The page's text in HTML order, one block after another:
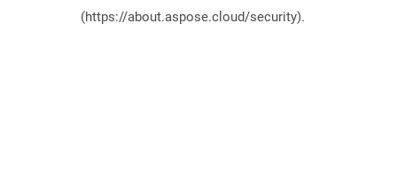
(https://about.aspose.cloud/security).